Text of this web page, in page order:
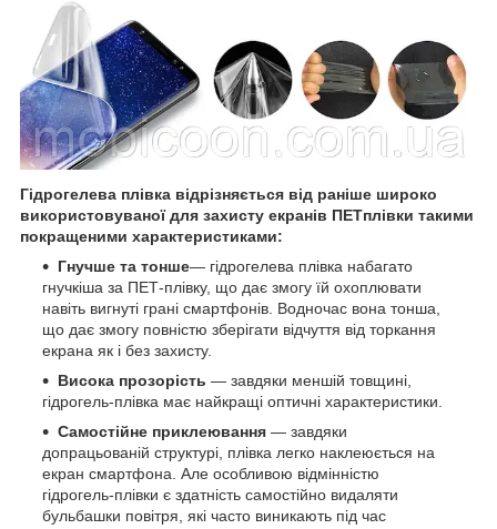
Гідрогелева плівка відрізняється від раніше широко
використовуваної для захисту екранів ПЕТплівки такими
покращеними характеристиками:
Гнучше та тонше— гідрогелева плівка набагато
гнучкіша за ПЕТ-плівку, що дає змогу їй охоплювати
навіть вигнуті грані смартфонів. Водночас вона тонша,
що дає змогу повністю зберігати відчуття від торкання
екрана як і без захисту.
Висока прозорість — завдяки меншій товщині,
гідрогель-плівка має найкращі оптичні характеристики.
Самостійне приклеювання — завдяки
допрацьованій структурі, плівка легко наклеюється на
екран смартфона. Але особливою відмінністю
гідрогель-плівки є здатність самостійно видаляти
бульбашки повітря, які часто виникають під час